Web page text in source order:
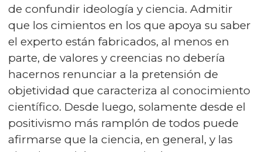
de confundir ideología y ciencia. Admitir
que los cimientos en los que apoya su saber
el experto están fabricados, al menos en
parte, de valores y creencias no debería
hacernos renunciar a la pretensión de
objetividad que caracteriza al conocimiento
científico. Desde luego, solamente desde el
positivismo más ramplón de todos puede
afirmarse que la ciencia, en general, y las